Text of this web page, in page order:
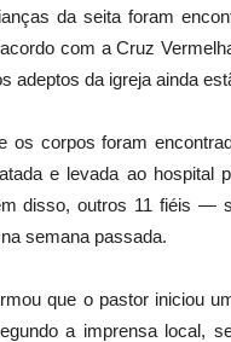
da seita foram
com a Cruz
adeptos da igreja ainda
os corpos foram
e levada ao hospital
disso, outros 11 fiéis
semana passada.
que o pastor iniciou
a imprensa local,